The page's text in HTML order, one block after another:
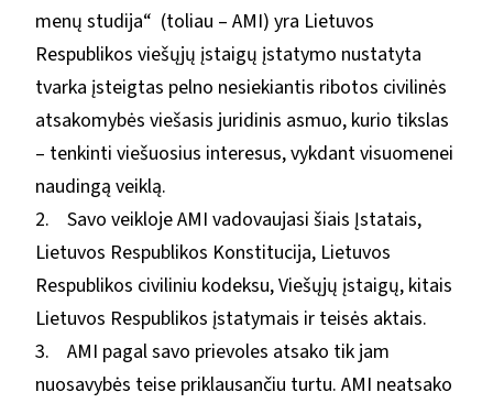
menų studija“ (toliau – AMI) yra Lietuvos
Respublikos viešųjų įstaigų įstatymo nustatyta
tvarka įsteigtas pelno nesiekiantis ribotos civilinės
atsakomybės viešasis juridinis asmuo, kurio tikslas
– tenkinti viešuosius interesus, vykdant visuomenei
naudingą veiklą.
2. Savo veikloje AMI vadovaujasi šiais Įstatais,
Lietuvos Respublikos Konstitucija, Lietuvos
Respublikos civiliniu kodeksu, Viešųjų įstaigų, kitais
Lietuvos Respublikos įstatymais ir teisės aktais.
3. AMI pagal savo prievoles atsako tik jam
nuosavybės teise priklausančiu turtu. AMI neatsako